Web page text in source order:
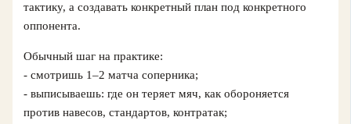
тактику, а создавать конкретный план под конкретного
оппонента.
Обычный шаг на практике:
- смотришь 1–2 матча соперника;
- выписываешь: где он теряет мяч, как обороняется
против навесов, стандартов, контратак;